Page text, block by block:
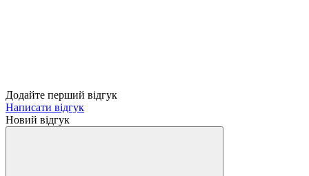
Додайте перший відгук
Написати відгук
Новий відгук